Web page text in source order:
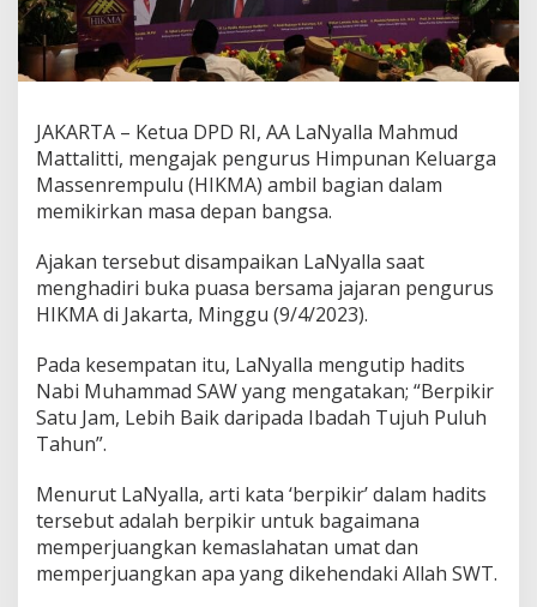
u
s
H
I
M
A
P
i
k
k
a
n
a
s
a
D
a
B
a
n
JAKARTA – Ketua DPD RI, AA LaNyalla Mahmud
Mattalitti, mengajak pengurus Himpunan Keluarga
Massenrempulu (HIKMA) ambil bagian dalam
memikirkan masa depan bangsa.
Ajakan tersebut disampaikan LaNyalla saat
menghadiri buka puasa bersama jajaran pengurus
HIKMA di Jakarta, Minggu (9/4/2023).
Pada kesempatan itu, LaNyalla mengutip hadits
Nabi Muhammad SAW yang mengatakan; “Berpikir
Satu Jam, Lebih Baik daripada Ibadah Tujuh Puluh
Tahun”.
Menurut LaNyalla, arti kata ‘berpikir’ dalam hadits
tersebut adalah berpikir untuk bagaimana
memperjuangkan kemaslahatan umat dan
memperjuangkan apa yang dikehendaki Allah SWT.